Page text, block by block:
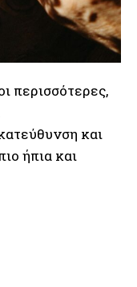
περισσότερες,
και
ήπια και